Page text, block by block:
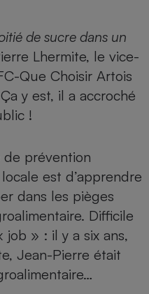
de sucre dans un
Lhermite, le vice-
Que Choisir Artois
y est, il a accroché
!
de prévention
est d’apprendre
dans les pièges
Difficile
» : il y a six ans,
Jean-Pierre était
Supermarché - Drive
Banque - Crédit
Epargne - Fiscalité
Mutuelle
Contrôle technique -
Pièce détachée
Moto
Comparateur auto
Supermarché - Drive
Comparatif
Comparatif plaque à
Comparatif hotte
Comparatif aspirateur
Comparatif aspirateur
Comparatif cafetière
Comparatif robot cuiseur
Comparatif centrale
Comparatif casque audio
Comparatif barre de son
Comparatif imprimante
Comparatif ultrabook
Comparatif tablette
Image et son
Informatique
Crédit immobilier
Comparatif tondeuse
Comparatif poêle à
Comparatif radiateur
Aménagement
Bricolage - Jardinage
Chauffage
Produit d'entretien
Sécurité domestique
Maladie - Médecine -
Système de santé -
Maison de retraite
Retraite
le débit de votre